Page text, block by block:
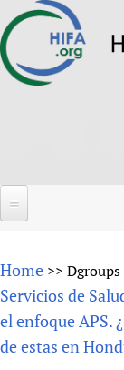
About
Overview
Why HIFA is
Forums
Home >> Dgroups
Servicios de
el enfoque APS.
de estas en